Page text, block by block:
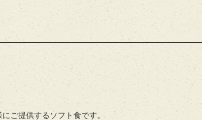
ご提供するソフト食です。